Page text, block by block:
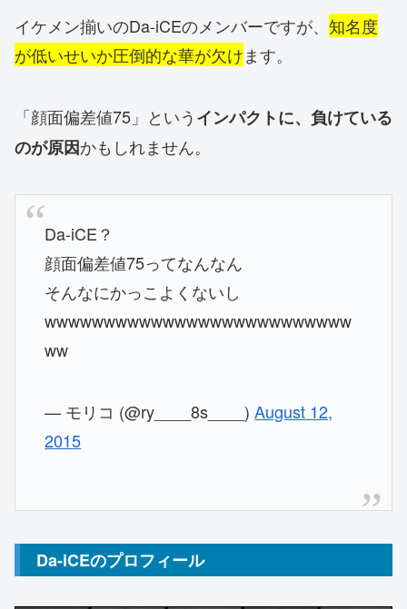
イケメン揃いのDa-iCEのメンバーですが、 知名度
が低いせいか圧倒的な華が欠けます。
「顔面偏差値75」というインパクトに、負けている
のが原因かもしれません。
Da-iCE？
顔面偏差値75ってなんなん
そんなにかっこよくないし
wwwwwwwwwwwwwwwwwwwwwwwwww
ww
— モリコ (@ry____8s____)August 12,
2015
Da-iCEのプロフィール